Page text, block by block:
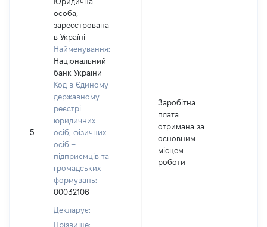
5
особа,
зареєстрована
в Україні
Найменування:
Національний
банк України
Код в Єдиному
державному
реєстрі
юридичних
осіб, фізичних
осіб –
підприємців та
громадських
формувань:
00032106
Декларує:
Прізвище:
Заробітна
плата
отримана за
основним
місцем
роботи